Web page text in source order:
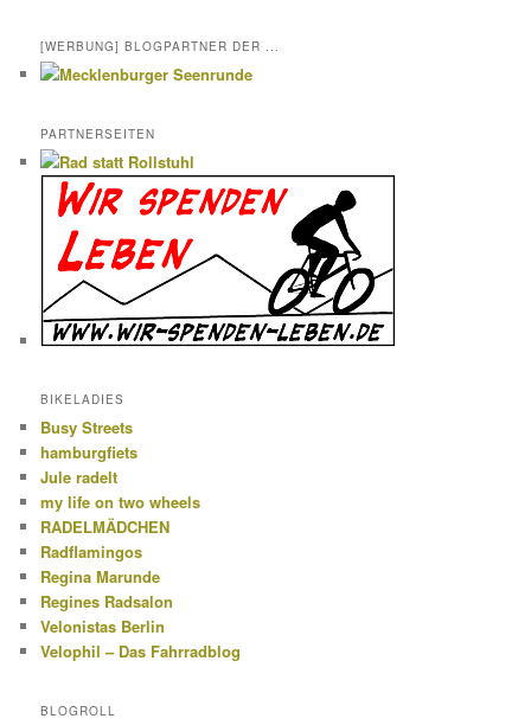
[WERBUNG] BLOGPARTNER DER ...
PARTNERSEITEN
BIKELADIES
Busy Streets
hamburgfiets
Jule radelt
my life on two wheels
RADELMÄDCHEN
Radflamingos
Regina Marunde
Regines Radsalon
Velonistas Berlin
Velophil – Das Fahrradblog
BLOGROLL